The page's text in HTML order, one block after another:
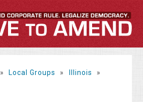
» Local Groups » Illinois
»